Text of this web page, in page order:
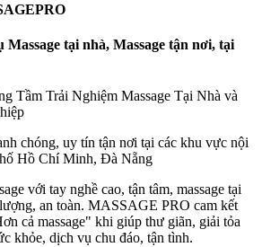
Massage tại nhà, Massage tận nơi, tại
Tầm Trải Nghiệm Massage Tại Nhà và
chóng, uy tín tận nơi tại các khu vực nội
Hồ Chí Minh, Đà Nẵng
với tay nghề cao, tận tâm, massage tại
an toàn. MASSAGE PRO cam kết
cả massage" khi giúp thư giãn, giải tỏa
khỏe, dịch vụ chu đáo, tận tình.